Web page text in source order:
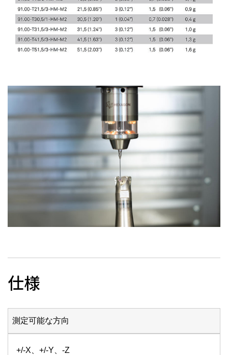
仕様
測定可能な方向
+/-X、+/-Y、-Z